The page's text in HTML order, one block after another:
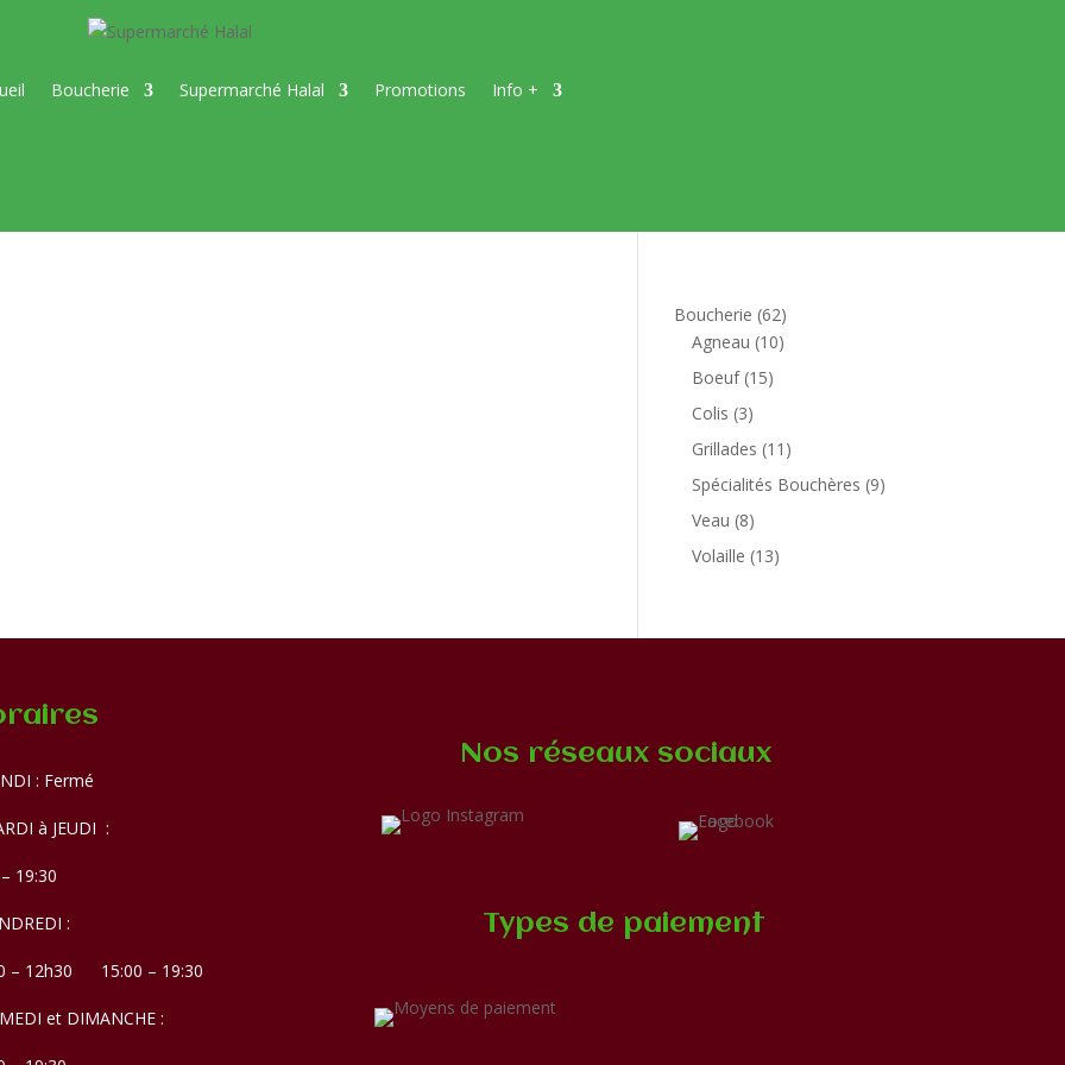
Boucherie Supermarché Halal Promotions Info +
Boucherie 6262
produits
Agneau 1010
Boeuf 1515
Colis 33
produits
Grillades 11 11
produits
Spécialités Bouchères 99
Veau 88
produits
Volaille 1313
: Fermé
à JEUDI :
19:30
:
– 12h30 15:00 – 19:30
et DIMANCHE :
Nos réseaux sociaux
Types de paiement